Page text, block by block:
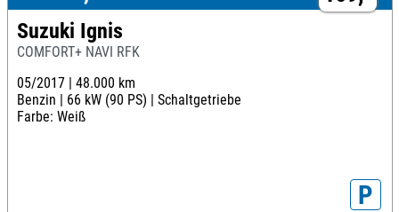
Suzuki Ignis
COMFORT+ NAVI RFK
05/2017 | 48.000 km
Benzin | 66 kW (90 PS) | Schaltgetriebe
Farbe: Weiß
P